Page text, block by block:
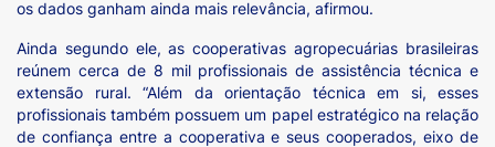
os dados ganham ainda mais relevância, afirmou.
Ainda segundo ele, as cooperativas agropecuárias brasileiras
reúnem cerca de 8 mil profissionais de assistência técnica e
extensão rural. “Além da orientação técnica em si, esses
profissionais também possuem um papel estratégico na relação
de confiança entre a cooperativa e seus cooperados, eixo de